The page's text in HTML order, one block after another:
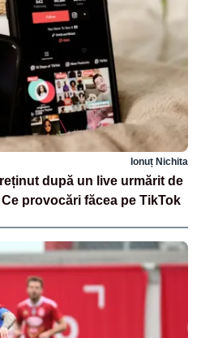
Ionuț Nichita
după un live urmărit de
provocări făcea pe TikTok